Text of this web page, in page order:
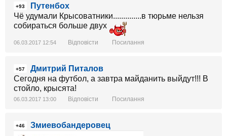
+93
Путенбох
Чё удумали Крысоватники..............в тюрьме нельзя
собираться больше двух
06.03.2017 12:54 Відповісти Посилання
+57
Дмитрий Питалов
Сегодня на футбол, а завтра майданить выйдут!!! В
стойло, крысята!
06.03.2017 13:00 Відповісти Посилання
+46 Змиевобандеровец